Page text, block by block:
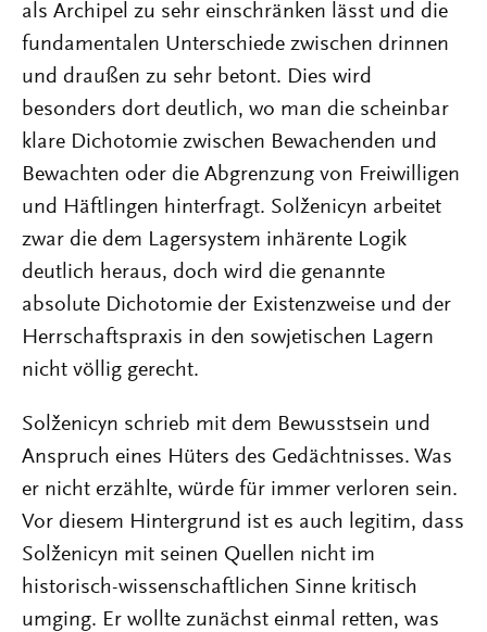
als Archipel zu sehr einschränken lässt und die
fundamentalen Unterschiede zwischen drinnen
und draußen zu sehr betont. Dies wird
besonders dort deutlich, wo man die scheinbar
klare Dichotomie zwischen Bewachenden und
Bewachten oder die Abgrenzung von Freiwilligen
und Häftlingen hinterfragt. Solženicyn arbeitet
zwar die dem Lagersystem inhärente Logik
deutlich heraus, doch wird die genannte
absolute Dichotomie der Existenzweise und der
Herrschaftspraxis in den sowjetischen Lagern
nicht völlig gerecht.
Solženicyn schrieb mit dem Bewusstsein und
Anspruch eines Hüters des Gedächtnisses. Was
er nicht erzählte, würde für immer verloren sein.
Vor diesem Hintergrund ist es auch legitim, dass
Solženicyn mit seinen Quellen nicht im
historisch-wissenschaftlichen Sinne kritisch
umging. Er wollte zunächst einmal retten, was